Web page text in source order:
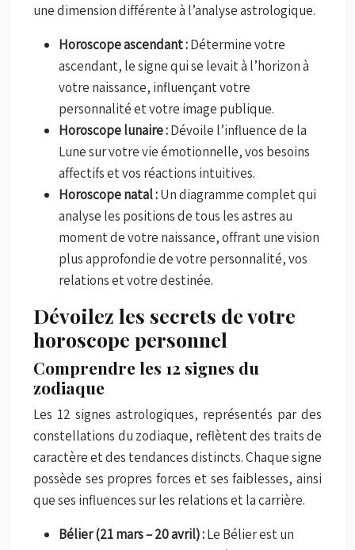
une dimension différente à l’analyse astrologique.
Horoscope ascendant :Détermine votre
ascendant, le signe qui se levait à l’horizon à
votre naissance, influençant votre
personnalité et votre image publique.
Horoscope lunaire :Dévoile l’influence de la
Lune sur votre vie émotionnelle, vos besoins
affectifs et vos réactions intuitives.
Horoscope natal :Un diagramme complet qui
analyse les positions de tous les astres au
moment de votre naissance, offrant une vision
plus approfondie de votre personnalité, vos
relations et votre destinée.
Dévoilez les secrets de votre
horoscope personnel
Comprendre les 12 signes du
zodiaque
Les 12 signes astrologiques, représentés par des
constellations du zodiaque, reflètent des traits de
caractère et des tendances distincts. Chaque signe
possède ses propres forces et ses faiblesses, ainsi
que ses influences sur les relations et la carrière.
Bélier (21 mars – 20 avril) :Le Bélier est un